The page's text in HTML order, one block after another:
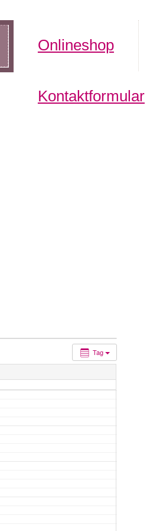
Onlineshop
Kontaktformular
Tag